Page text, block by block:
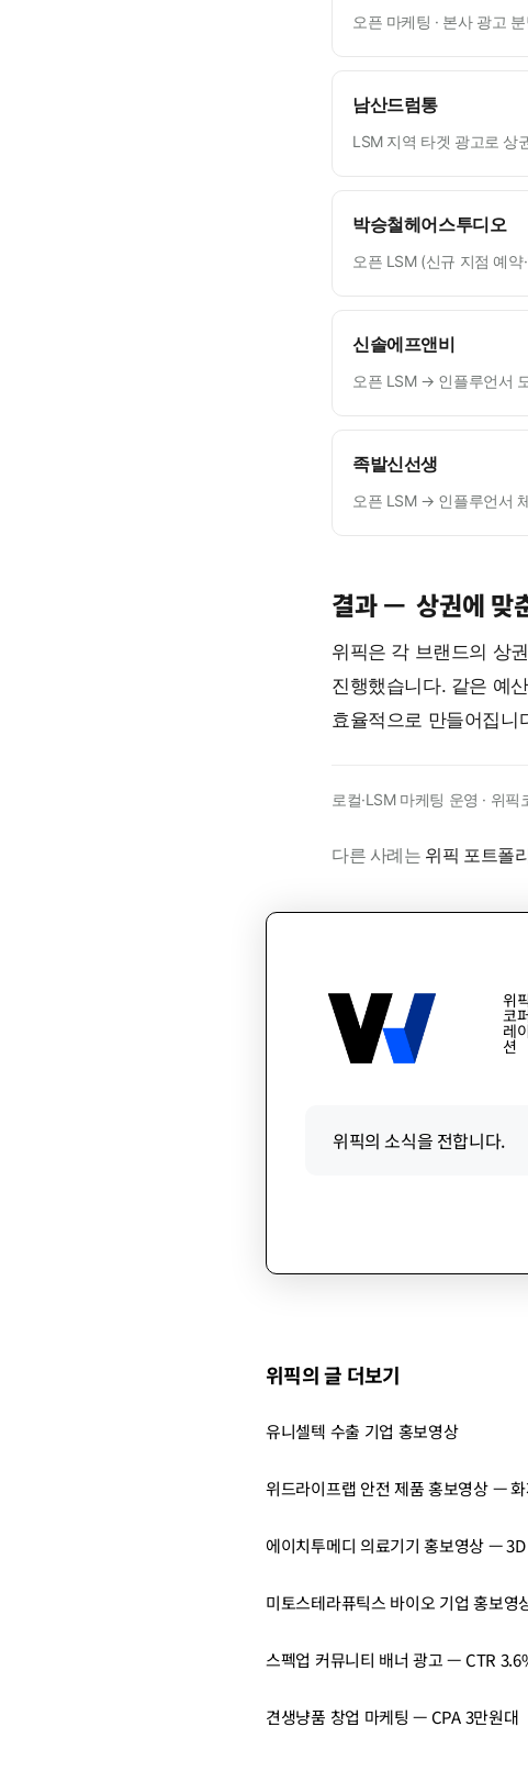
오픈 마케팅 · 본사 광고
남산드럼통
LSM 지역 타겟 광고로 상
박승철헤어스투디오
오픈 LSM (신규 지점 예약
신솔에프앤비
오픈 LSM → 인플루언서
족발신선생
오픈 LSM → 인플루언서
결과 — 상권에 맞
위픽은 각 브랜드의 상
진행했습니다. 같은 예
효율적으로 만들어집니
로컬·LSM 마케팅 운영 · 위픽
다른 사례는 위픽 포트폴
위픽
코
레
션
위픽의 소식을 전합니다.
위픽의 글 더보기
유니셀텍 수출 기업 홍보영상
위드라이프랩 안전 제품 홍보영상 —
에이치투메디 의료기기 홍보영상 —
미토스테라퓨틱스 바이오 기업 홍보영
스펙업 커뮤니티 배너 광고 — CTR
견생냥품 창업 마케팅 — CPA 3만원대